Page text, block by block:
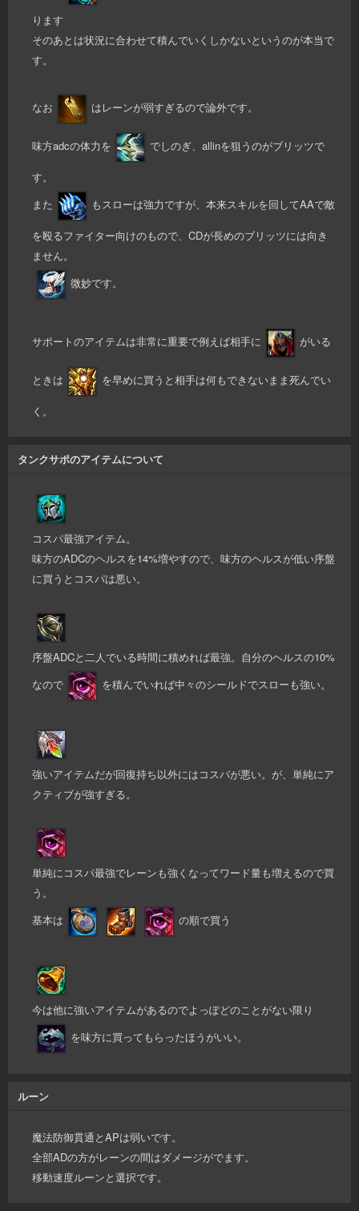
ります
そのあとは状況に合わせて積んでいくしかないというのが本当で
す。
なお はレーンが弱すぎるので論外です。
味方adcの体力を でしのぎ、allinを狙うのがブリッツで
す。
また
もスローは強力ですが、本来スキルを回してAAで敵
を殴るファイター向けのもので、CDが長めのブリッツには向き
ません。
微妙です。
サポートのアイテムは非常に重要で例えば相手に がいる
ときは を早めに買うと相手は何もできないまま死んでい
く。
タンクサポのアイテムについて
コスパ最強アイテム。
味方のADCのヘルスを14%増やすので、味方のヘルスが低い序盤
に買うとコスパは悪い。
序盤ADCと二人でいる時間に積めれば最強。自分のヘルスの10%
なので
を積んでいれば中々のシールドでスローも強い。
強いアイテムだが回復持ち以外にはコスパが悪い。が、単純にア
クティブが強すぎる。
単純にコスパ最強でレーンも強くなってワード量も増えるので買
う。
基本は
の順で買う
今は他に強いアイテムがあるのでよっぽどのことがない限り
を味方に買ってもらったほうがいい。
ルーン
魔法防御貫通とAPは弱いです。
全部ADの方がレーンの間はダメージがでます。
移動速度ルーンと選択です。